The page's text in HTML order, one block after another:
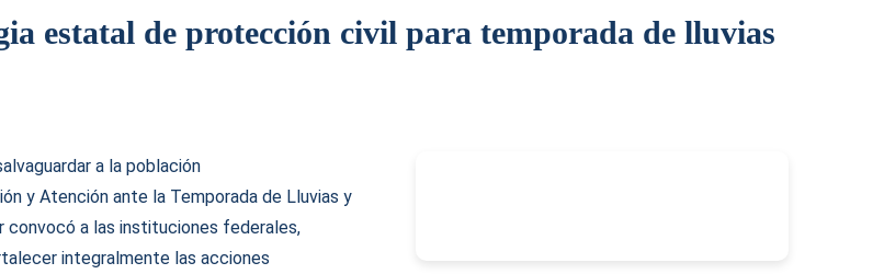
estatal de protección civil para temporada de lluvias
a la población
y Atención ante la Temporada de Lluvias y
convocó a las instituciones federales,
integralmente las acciones